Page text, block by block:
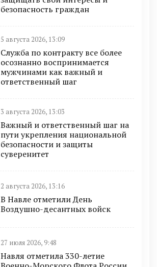
безопасность граждан
5 августа 2026, 13:09
Служба по контракту все более
осознанно воспринимается
мужчинами как важный и
ответственный шаг
3 августа 2026, 13:03
Важный и ответственный шаг на
пути укрепления национальной
безопасности и защиты
суверенитет
2 августа 2026, 13:16
В Навле отметили День
Воздушно-десантных войск
27 июля 2026, 9:48
Навля отметила 330-летие